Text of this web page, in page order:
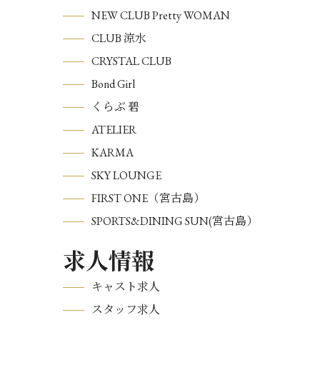
NEW CLUB Pretty WOMAN
CLUB 涼水
CRYSTAL CLUB
Bond Girl
くらぶ 碧
ATELIER
KARMA
SKY LOUNGE
FIRST ONE（宮古島）
SPORTS&DINING SUN(宮古島）
求人情報
キャスト求人
スタッフ求人